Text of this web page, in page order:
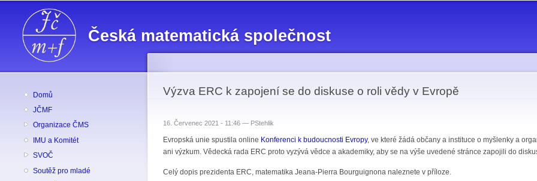
Česká matematická společnost
Domů
JČMF
Organizace ČMS
IMU a Komitét
SVOČ
Soutěž pro mladé
Výzva ERC k zapojení se do diskuse o roli vědy v Evropě
16. Červenec 2021 - 11:46 — PStehlik
Evropská unie spustila online Konferenci k budoucnosti Evropy, ve které žádá občany a instituce o myšlenky a
ani výzkum. Vědecká rada ERC proto vyzývá vědce a akademiky, aby se na výše uvedené stránce zapojili do
Celý dopis prezidenta ERC, matematika Jeana-Pierra Bourguignona naleznete v příloze.